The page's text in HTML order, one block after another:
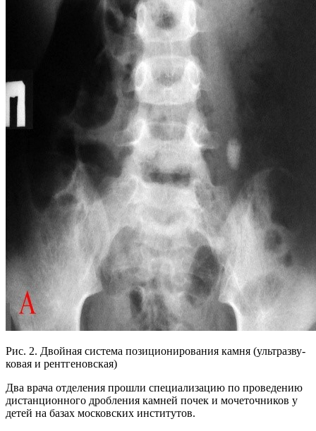
Рис. 2. Двойная система позиционирования камня (ультразву­
ковая и рентгеновская)
Два врача отделения прошли специализацию по проведению
дистанционного дробления камней почек и мочеточников у
детей на базах московских институтов.